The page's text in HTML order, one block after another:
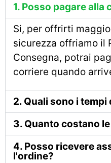
1. Posso pagare alla
Si, per offrirti
sicurezza offriamo il
Consegna, potrai
corriere quando
2. Quali sono i
3. Quanto costano
4. Posso ricevere
l'ordine?